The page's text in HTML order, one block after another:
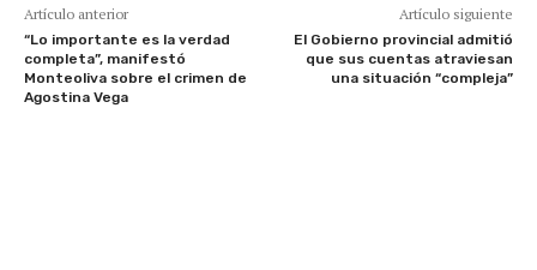
Artículo anterior
“Lo importante es la verdad
completa”, manifestó
Monteoliva sobre el crimen de
Agostina Vega
Artículo siguiente
El Gobierno provincial admitió
que sus cuentas atraviesan
una situación “compleja”